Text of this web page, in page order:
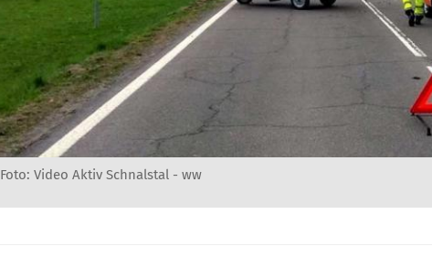
Foto: Video Aktiv Schnalstal - ww